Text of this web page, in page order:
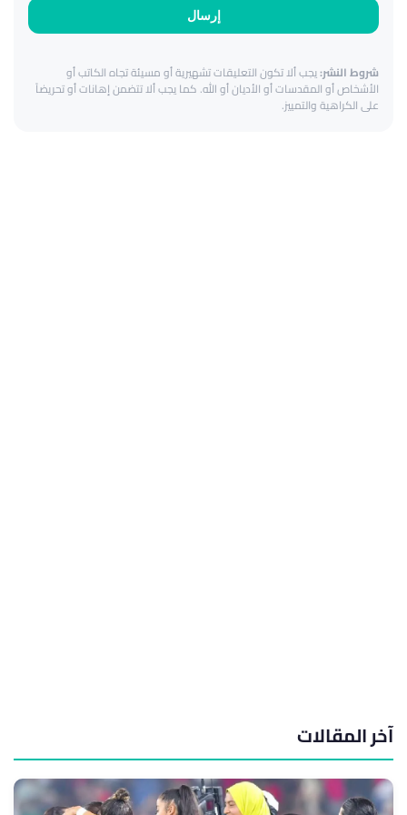
إرسال
شروط النشر:يجب ألا تكون التعليقات تشهيرية أو مسيئة تجاه الكاتب أو
الأشخاص أو المقدسات أو الأديان أو الله. كما يجب ألا تتضمن إهانات أو تحريضاً
على الكراهية والتمييز.
آخر المقالات